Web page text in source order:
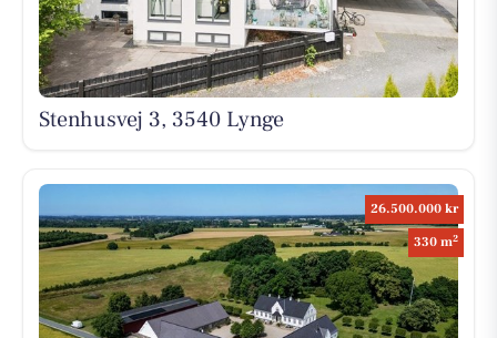
Stenhusvej 3, 3540 Lynge
26.500.000 kr
330 m2